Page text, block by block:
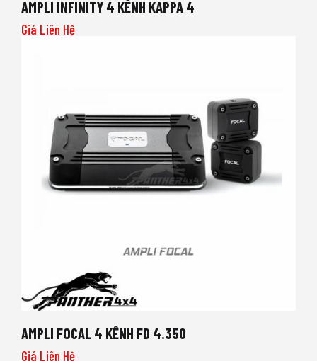
AMPLI INFINITY 4 KÊNH KAPPA 4
Giá Liên Hệ
AMPLI FOCAL 4 KÊNH FD 4.350
Giá Liên Hệ